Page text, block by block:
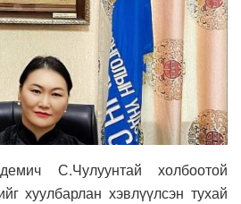
С.Чулуунтай холбоотой
хуулбарлан хэвлүүлсэн тухай